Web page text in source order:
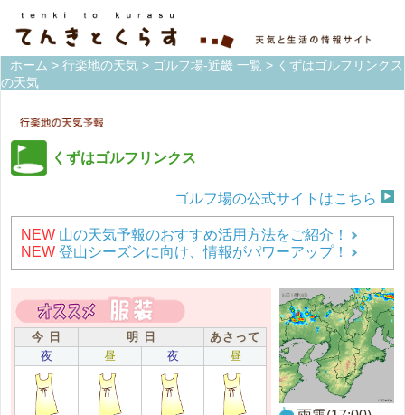
ホーム > 行楽地の天気 > ゴルフ場-近畿 一覧 > くずはゴルフリンクス
の天気
くずはゴルフリンクス
ゴルフ場の公式サイトはこちら
NEW 山の天気予報のおすすめ活用方法をご紹介！
NEW 登山シーズンに向け、情報がパワーアップ！
今 日 明 日
あさって
夜
昼 夜 昼